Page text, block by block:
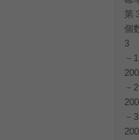
第
個
3
－1
－2
－3